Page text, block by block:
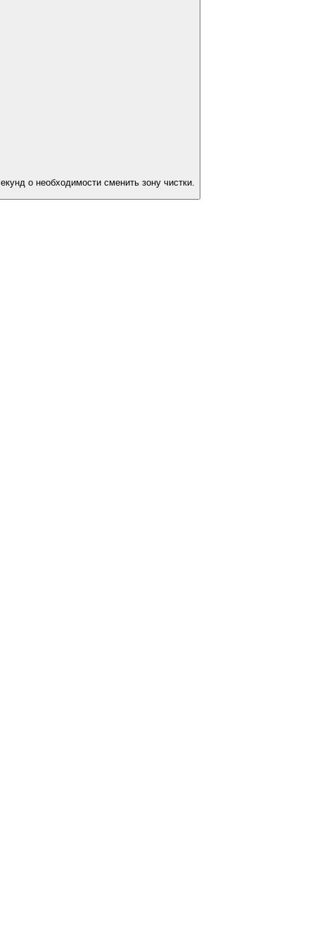
о необходимости сменить зону чистки.